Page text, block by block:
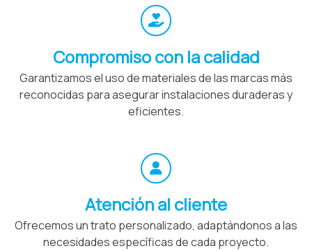
Compromiso con la calidad
Garantizamos el uso de materiales de las marcas más
reconocidas para asegurar instalaciones duraderas y
eficientes.
Atención al cliente
Ofrecemos un trato personalizado, adaptándonos a las
necesidades específicas de cada proyecto.